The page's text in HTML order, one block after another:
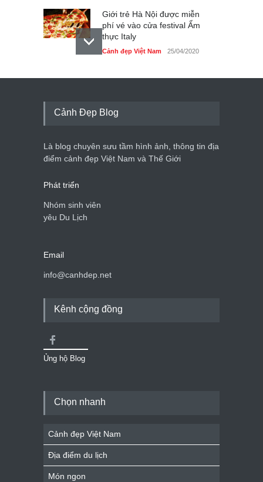
Giới trẻ Hà Nội được miễn
phí vé vào cửa festival Ẩm
thực Italy
Cảnh đẹp Việt Nam 25/04/2020
Tam giác mạch khoe sắc
du lịch quốc gia
Cảnh đẹp Việt Nam 24/04/2020
Cảnh Đẹp Blog
Là blog chuyên sưu tầm hình ảnh, thông tin địa
điểm cảnh đẹp Việt Nam và Thế Giới
Phát triển
Nhóm sinh viên
yêu Du Lịch
Email
info@canhdep.net
Kênh cộng đồng
Ủng hộ Blog
Chọn nhanh
Cảnh đẹp Việt Nam
Địa điểm du lịch
Món ngon